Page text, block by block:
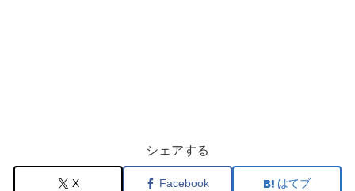
シェアする
X Facebook はてブ